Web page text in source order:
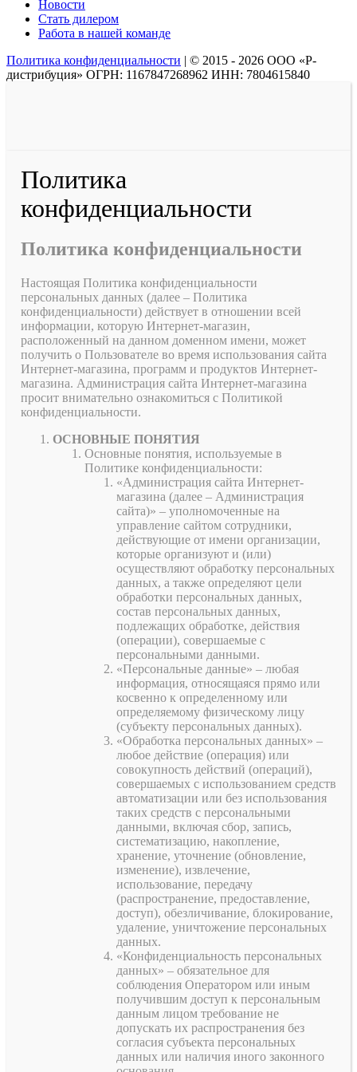
Новости
Стать дилером
Работа в нашей команде
Политика конфиденциальности | © 2015 - 2026 ООО «Р-
дистрибуция» ОГРН: 1167847268962 ИНН: 7804615840
Политика
конфиденциальности
Политика конфиденциальности
Настоящая Политика конфиденциальности
персональных данных (далее – Политика
конфиденциальности) действует в отношении всей
информации, которую Интернет-магазин,
расположенный на данном доменном имени, может
получить о Пользователе во время использования сайта
Интернет-магазина, программ и продуктов Интернет-
магазина. Администрация сайта Интернет-магазина
просит внимательно ознакомиться с Политикой
конфиденциальности.
ОСНОВНЫЕ ПОНЯТИЯ
Основные понятия, используемые в
Политике конфиденциальности:
«Администрация сайта Интернет-
магазина (далее – Администрация
сайта)» – уполномоченные на
управление сайтом сотрудники,
действующие от имени организации,
которые организуют и (или)
осуществляют обработку персональных
данных, а также определяют цели
обработки персональных данных,
состав персональных данных,
подлежащих обработке, действия
(операции), совершаемые с
персональными данными.
«Персональные данные» – любая
информация, относящаяся прямо или
косвенно к определенному или
определяемому физическому лицу
(субъекту персональных данных).
«Обработка персональных данных» –
любое действие (операция) или
совокупность действий (операций),
совершаемых с использованием средств
автоматизации или без использования
таких средств с персональными
данными, включая сбор, запись,
систематизацию, накопление,
хранение, уточнение (обновление,
изменение), извлечение,
использование, передачу
(распространение, предоставление,
доступ), обезличивание, блокирование,
удаление, уничтожение персональных
данных.
«Конфиденциальность персональных
данных» – обязательное для
соблюдения Оператором или иным
получившим доступ к персональным
данным лицом требование не
допускать их распространения без
согласия субъекта персональных
данных или наличия иного законного